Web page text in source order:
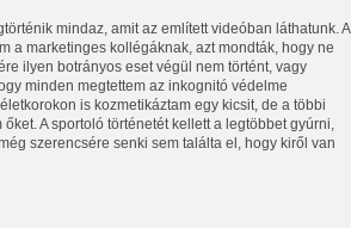
mindaz, amit az említett videóban láthatunk. A
a marketinges kollégáknak, azt mondták, hogy ne
ilyen botrányos eset végül nem történt, vagy
minden megtettem az inkognitó védelme
is kozmetikáztam egy kicsit, de a többi
A sportoló történetét kellett a legtöbbet gyúrni,
szerencsére senki sem találta el, hogy kiről van